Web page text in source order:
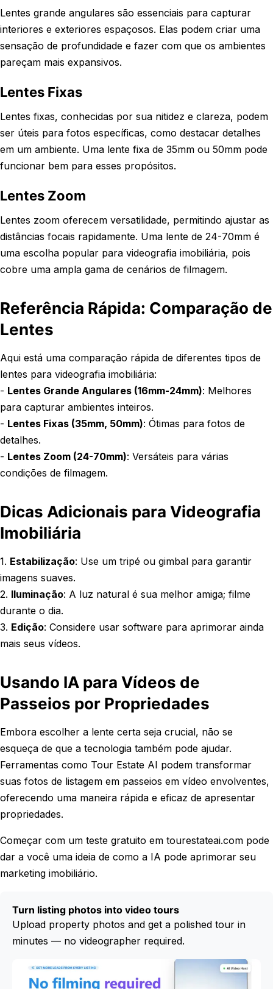
Lentes grande angulares são essenciais para capturar
interiores e exteriores espaçosos. Elas podem criar uma
sensação de profundidade e fazer com que os ambientes
pareçam mais expansivos.
Lentes Fixas
Lentes fixas, conhecidas por sua nitidez e clareza, podem
ser úteis para fotos específicas, como destacar detalhes
em um ambiente. Uma lente fixa de 35mm ou 50mm pode
funcionar bem para esses propósitos.
Lentes Zoom
Lentes zoom oferecem versatilidade, permitindo ajustar as
distâncias focais rapidamente. Uma lente de 24-70mm é
uma escolha popular para videografia imobiliária, pois
cobre uma ampla gama de cenários de filmagem.
Referência Rápida: Comparação de
Lentes
Aqui está uma comparação rápida de diferentes tipos de
lentes para videografia imobiliária:
- Lentes Grande Angulares (16mm-24mm): Melhores
para capturar ambientes inteiros.
- Lentes Fixas (35mm, 50mm): Ótimas para fotos de
detalhes.
- Lentes Zoom (24-70mm): Versáteis para várias
condições de filmagem.
Dicas Adicionais para Videografia
Imobiliária
1. Estabilização: Use um tripé ou gimbal para garantir
imagens suaves.
2. Iluminação: A luz natural é sua melhor amiga; filme
durante o dia.
3. Edição: Considere usar software para aprimorar ainda
mais seus vídeos.
Usando IA para Vídeos de
Passeios por Propriedades
Embora escolher a lente certa seja crucial, não se
esqueça de que a tecnologia também pode ajudar.
Ferramentas como Tour Estate AI podem transformar
suas fotos de listagem em passeios em vídeo envolventes,
oferecendo uma maneira rápida e eficaz de apresentar
propriedades.
Começar com um teste gratuito em tourestateai.com pode
dar a você uma ideia de como a IA pode aprimorar seu
marketing imobiliário.
Turn listing photos into video tours
Upload property photos and get a polished tour in
minutes — no videographer required.